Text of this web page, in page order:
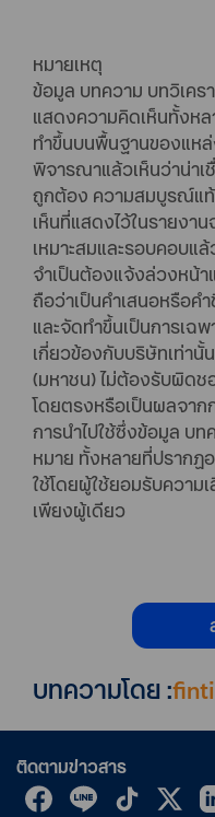
หมายเหตุ
ข้อมูล บทความ บทวิเคร
แสดงความคิดเห็นทั้งห
ทำขึ้นบนพื้นฐานของแห
พิจารณาแล้วเห็นว่าน่า
ถูกต้อง ความสมบูรณ์แ
เห็นที่แสดงไว้ในรายงา
เหมาะสมและรอบคอบแ
จำเป็นต้องแจ้งล่วงหน้า
ถือว่าเป็นคำเสนอหรือ
และจัดทำขึ้นเป็นการเฉ
เกี่ยวข้องกับบริษัทเท่านั้
(มหาชน) ไม่ต้องรับผิดช
โดยตรงหรือเป็นผลจาก
การนำไปใช้ซึ่งข้อมูล บท
หมาย ทั้งหลายที่ปรากฏ
ใช้โดยผู้ใช้ยอมรับความ
เพียงผู้เดียว
บทความโดย :
ติดตามข่าวสาร